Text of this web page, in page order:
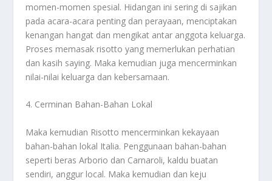
momen-momen spesial. Hidangan ini sering di sajikan
pada acara-acara penting dan perayaan, menciptakan
kenangan hangat dan mengikat antar anggota keluarga.
Proses memasak risotto yang memerlukan perhatian
dan kasih saying. Maka kemudian juga mencerminkan
nilai-nilai keluarga dan kebersamaan.
4. Cerminan Bahan-Bahan Lokal
Maka kemudian Risotto mencerminkan kekayaan
bahan-bahan lokal Italia. Penggunaan bahan-bahan
seperti beras Arborio dan Carnaroli, kaldu buatan
sendiri, anggur local. Maka kemudian dan keju